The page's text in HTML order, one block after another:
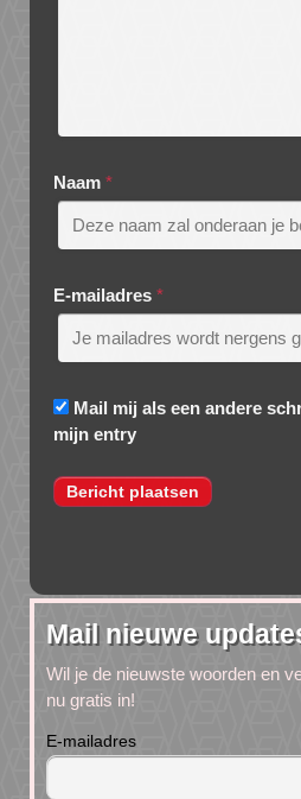
Naam *
E-mailadres *
Mail mij als een andere
mijn entry
Mail nieuwe
Wil je de nieuwste woorden en
nu gratis in!
E-mailadres